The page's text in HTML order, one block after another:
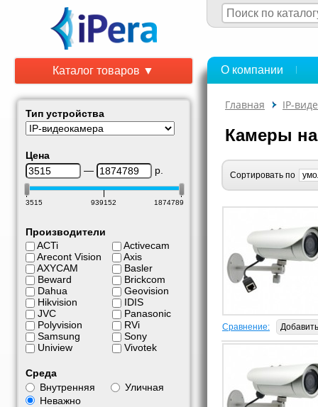
Каталог товаров ▼
Тип устройства
Цена
—
р.
3515 939152 1874789
Производители
ACTi
Arecont Vision
AXYCAM
Beward
Dahua
Hikvision
JVC
Polyvision
Samsung
Uniview
Activecam
Axis
Basler
Brickcom
Geovision
IDIS
Panasonic
RVi
Sony
Vivotek
Среда
Внутренняя
Уличная
Неважно
О компании
Главная IP-
Камеры
Сортировать по
Сравнение: Добавить